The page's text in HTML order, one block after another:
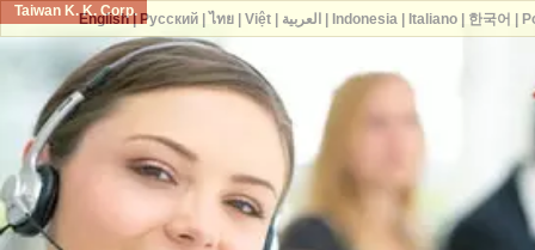
Taiwan K. K. Corp.
English| Русский| ไทย| Việt| العربية Indonesia| Italiano| 한국어